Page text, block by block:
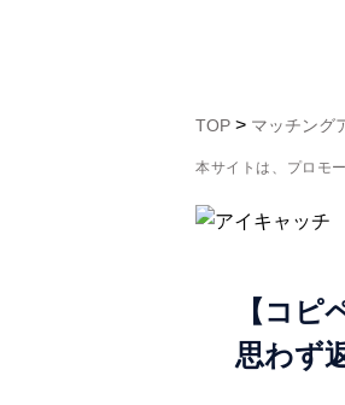
TOP > マッチング
本サイトは、プロモ
【コピ
思わず